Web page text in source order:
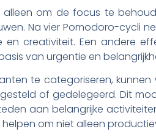
alleen om de focus te
Na vier Pomodoro-cycli
creativiteit. Een andere
van urgentie en
te categoriseren,
of gedelegeerd. Dit
aan belangrijke
om niet alleen